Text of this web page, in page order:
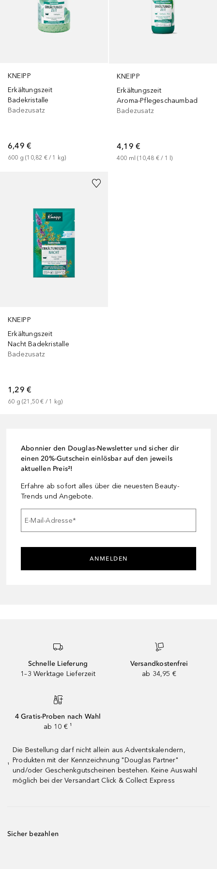
KNEIPP
Erkältungszeit
Badekristalle
Badezusatz
6,49 €
600 g (10,82 € / 1 kg)
KNEIPP
Erkältungszeit
Aroma-Pflegeschaumbad
Badezusatz
4,19 €
400 ml (10,48 € / 1 l)
KNEIPP
Erkältungszeit
Nacht Badekristalle
Badezusatz
1,29 €
60 g (21,50 € / 1 kg)
Abonnier den Douglas-Newsletter und sicher dir
einen 20%-Gutschein einlösbar auf den jeweils
aktuellen Preis²!
Erfahre ab sofort alles über die neuesten Beauty-
Trends und Angebote.
E-Mail-Adresse*
ANMELDEN
Schnelle Lieferung
1–3 Werktage Lieferzeit
Versandkostenfrei
ab 34,95 €
4 Gratis-Proben nach Wahl
ab 10 € ¹
¹
Die Bestellung darf nicht allein aus Adventskalendern,
Produkten mit der Kennzeichnung "Douglas Partner"
und/oder Geschenkgutscheinen bestehen. Keine Auswahl
möglich bei der Versandart Click & Collect Express
Sicher bezahlen